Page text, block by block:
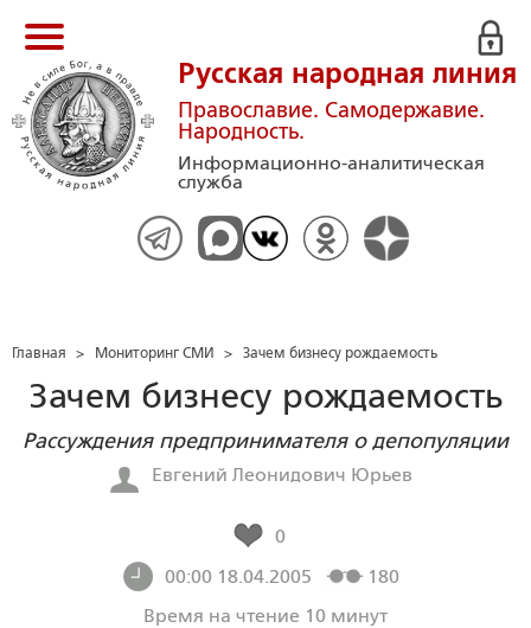
Русская народная линия
Православие. Самодержавие.
Народность.
Информационно-аналитическая
служба
Главная > Мониторинг СМИ > Зачем бизнесу рождаемость
Зачем бизнесу рождаемость
Рассуждения предпринимателя о депопуляции
Евгений Леонидович Юрьев
0
00:00 18.04.2005
180
Время на чтение 10 минут